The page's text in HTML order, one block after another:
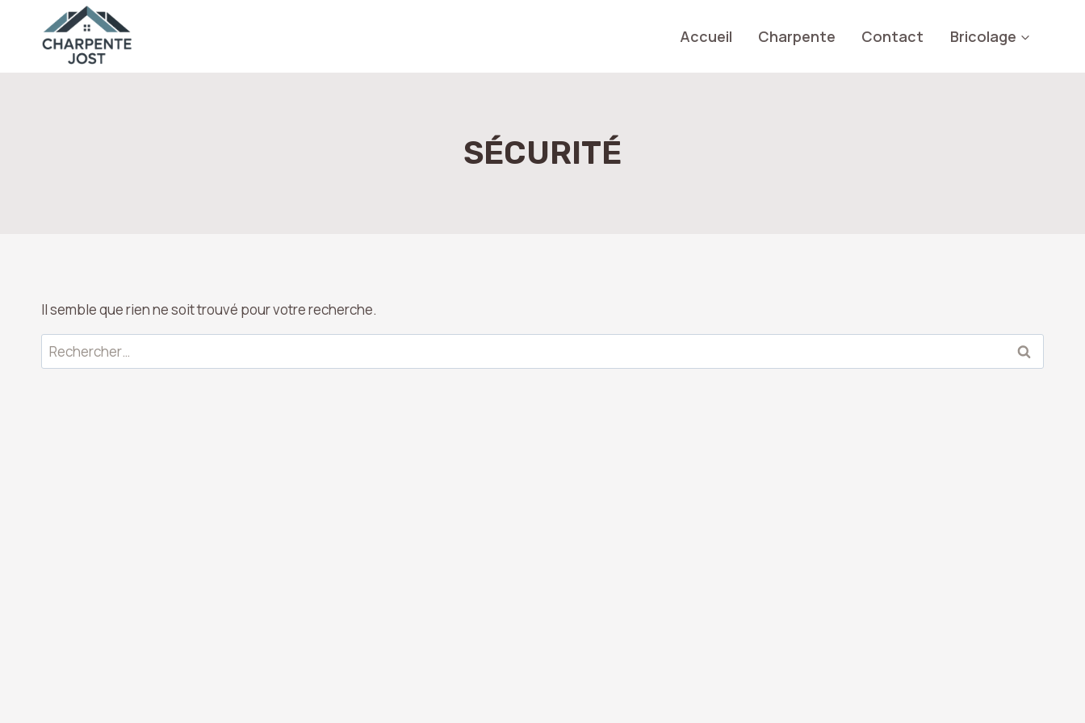
contenu
Accueil Charpente Contact Bricolage
SÉCURITÉ
Il semble que rien ne soit trouvé pour votre recherche.
Rechercher :